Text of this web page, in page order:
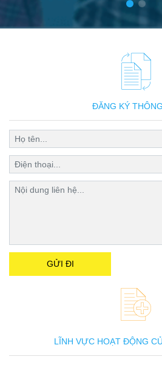
ĐĂNG KÝ
LĨNH VỰC HOẠT ĐỘNG